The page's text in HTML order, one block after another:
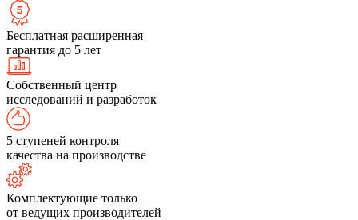
Бесплатная расширенная
гарантия до 5 лет
Собственный центр
исследований и разработок
5 ступеней контроля
качества на производстве
Комплектующие только
от ведущих производителей